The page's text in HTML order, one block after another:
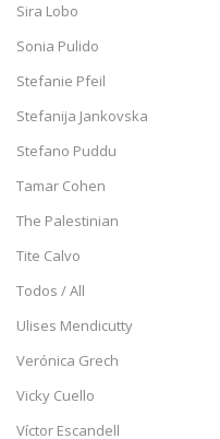
Sira Lobo
Sonia Pulido
Stefanie Pfeil
Stefanija Jankovska
Stefano Puddu
Tamar Cohen
The Palestinian
Tite Calvo
Todos / All
Ulises Mendicutty
Verónica Grech
Vicky Cuello
Víctor Escandell